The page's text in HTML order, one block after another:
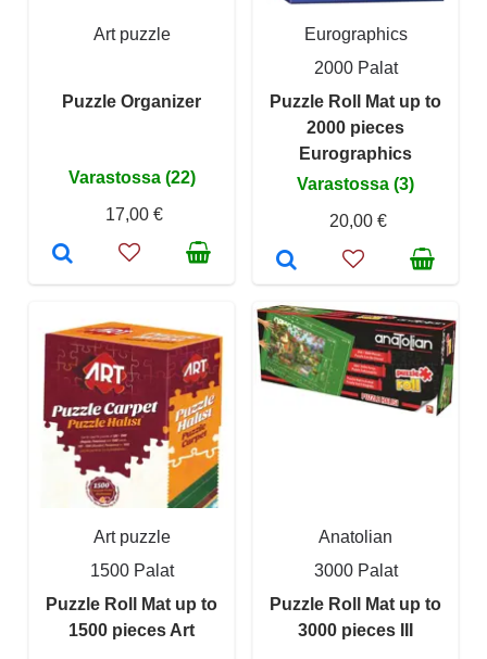
Art puzzle
Puzzle Organizer
Varastossa (22)
17,00 €
Eurographics
2000 Palat
Puzzle Roll Mat up to
2000 pieces
Eurographics
Varastossa (3)
20,00 €
Art puzzle
1500 Palat
Puzzle Roll Mat up to
1500 pieces Art
Anatolian
3000 Palat
Puzzle Roll Mat up to
3000 pieces III